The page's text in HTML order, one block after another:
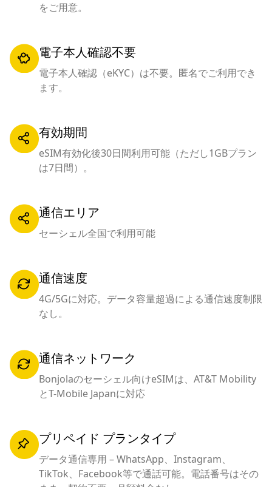
をご用意。
電子本人確認不要
電子本人確認（eKYC）は不要。匿名でご利用でき
ます。
有効期間
eSIM有効化後30日間利用可能（ただし1GBプラン
は7日間）。
通信エリア
セーシェル全国で利用可能
通信速度
4G/5Gに対応。データ容量超過による通信速度制限
なし。
通信ネットワーク
Bonjolaのセーシェル向けeSIMは、AT&T Mobility
とT-Mobile Japanに対応
プリペイド プランタイプ
データ通信専用 – WhatsApp、Instagram、
TikTok、Facebook等で通話可能。電話番号はその